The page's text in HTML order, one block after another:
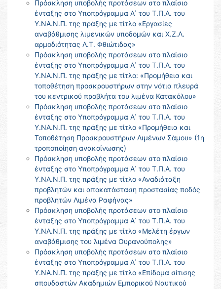
Πρόσκληση υποβολής προτάσεων στο πλαίσιο
ένταξης στο Υποπρόγραμμα Α΄ του Τ.Π.Α. του
Υ.ΝΑ.Ν.Π. της πράξης με τίτλο «Εργασίες
αναβάθμισης λιμενικών υποδομών και Χ.Ζ.Λ.
αρμοδιότητας Λ.Τ. Φθιώτιδας»
Πρόσκληση υποβολής προτάσεων στο πλαίσιο
ένταξης στο Υποπρόγραμμα Α΄ του Τ.Π.Α. του
Υ.ΝΑ.Ν.Π. της πράξης με τίτλο: «Προμήθεια και
τοποθέτηση προσκρουστήρων στην νότια πλευρά
του κεντρικού προβλήτα του λιμένα Κατακόλου»
Πρόσκληση υποβολής προτάσεων στο πλαίσιο
ένταξης στο Υποπρόγραμμα Α΄ του Τ.Π.Α. του
Υ.ΝΑ.Ν.Π. της πράξης με τίτλο «Προμήθεια και
Τοποθέτηση Προσκρουστήρων Λιμένων Σάμου» (1η
τροποποίηση ανακοίνωσης)
Πρόσκληση υποβολής προτάσεων στο πλαίσιο
ένταξης στο Υποπρόγραμμα Α΄ του Τ.Π.Α. του
Υ.ΝΑ.Ν.Π. της πράξης με τίτλο «Αναδιάταξη
προβλητών και αποκατάσταση προστασίας ποδός
προβλητών Λιμένα Ραφήνας»
Πρόσκληση υποβολής προτάσεων στο πλαίσιο
ένταξης στο Υποπρόγραμμα Α΄ του Τ.Π.Α. του
Υ.ΝΑ.Ν.Π. της πράξης με τίτλο «Μελέτη έργων
αναβάθμισης του λιμένα Ουρανούπολης»
Πρόσκληση υποβολής προτάσεων στο πλαίσιο
ένταξης στο Υποπρόγραμμα Α΄ του Τ.Π.Α. του
Υ.ΝΑ.Ν.Π. της πράξης με τίτλο «Επίδομα σίτισης
σπουδαστών Ακαδημιών Εμπορικού Ναυτικού